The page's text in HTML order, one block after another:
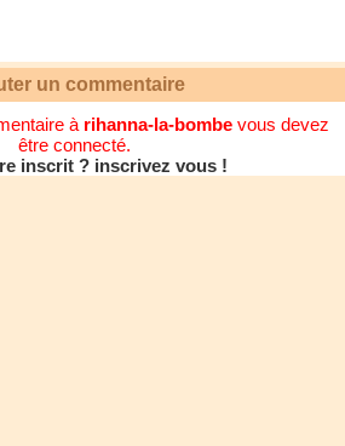
un commentaire
à rihanna-la-bombevous devez
être connecté.
inscrit ? inscrivez vous !